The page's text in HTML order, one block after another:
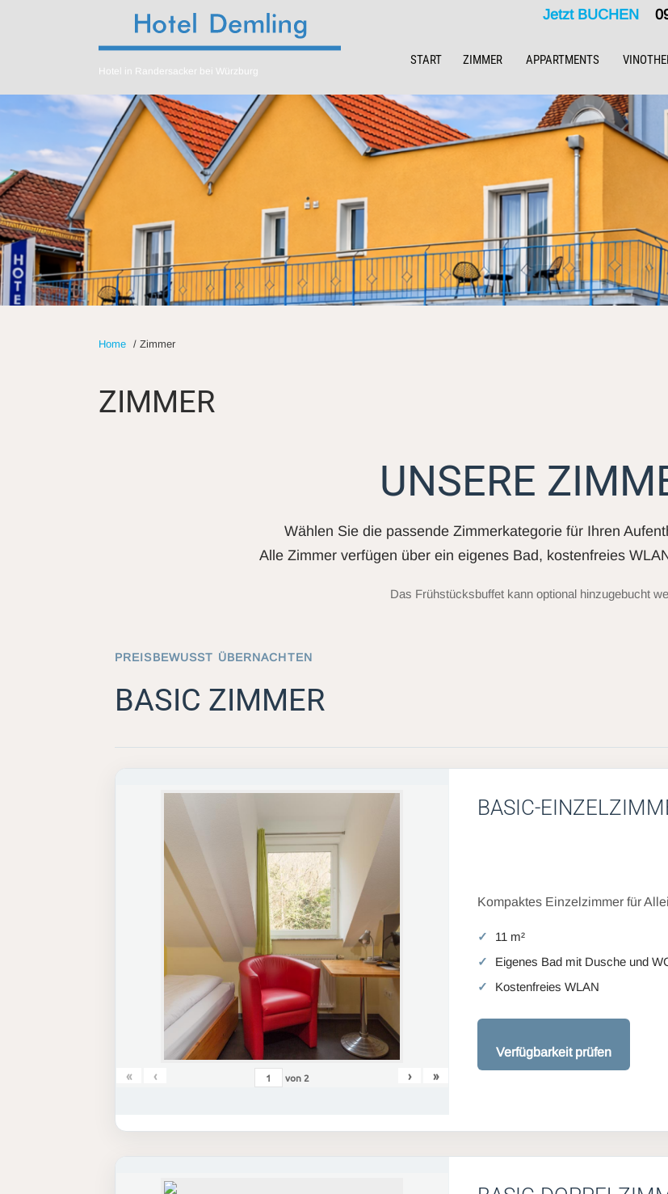
Hotel in Randersacker bei Würzburg
Jetzt BUCHEN
START ZIMMER APPARTMENTS
Home / Zimmer
ZIMMER
UNSERE
Wählen Sie die passende Zimmerkategorie für Ihren
Alle Zimmer verfügen über ein eigenes Bad, kostenfreies
Das Frühstücksbuffet kann optional hinzugebucht
PREISBEWUSST ÜBERNACHTEN
BASIC ZIMMER
« ‹ von 2 › »
BASIC-
Kompaktes Einzelzimmer für
11 m²
Eigenes Bad mit Dusche und
Kostenfreies WLAN
Verfügbarkeit prüfen